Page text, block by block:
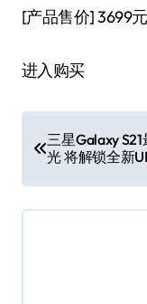
[产品售价]3699元
进入购买
章
导
航
三星Galaxy
光 将解锁全新